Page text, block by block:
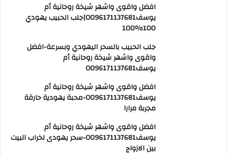
افضل واقوى واشهر شيخة روحانية أم
يوسف0096171137681|جلب الحبيب يهودي
100٪100
جلب الحبيب بالسحر اليهودي وبسرعة-افضل
واقوى واشهر شيخة روحانية أم
يوسف0096171137681
افضل واقوى واشهر شيخة روحانية أم
يوسف0096171137681-محبة يهودية حارقة
مجربة مرارا
افضل واقوى واشهر شيخة روحانية أم
يوسف0096171137681-سحر يهودى لخراب البيت
بين الازواج